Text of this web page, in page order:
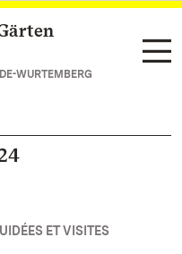
WURTEMBERG
ET VISITES